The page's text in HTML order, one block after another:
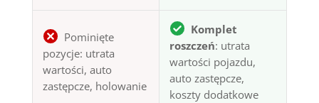
Pominięte
pozycje: utrata
wartości, auto
zastępcze, holowanie
Komplet
roszczeń: utrata
wartości pojazdu,
auto zastępcze,
koszty dodatkowe